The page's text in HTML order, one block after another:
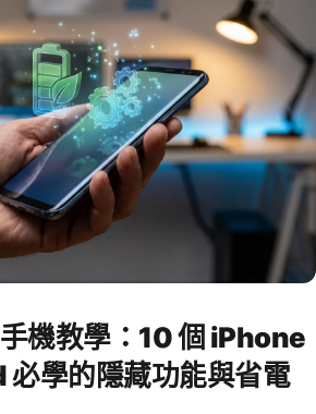
機教學：10 個 iPhone
學的隱藏功能與省電